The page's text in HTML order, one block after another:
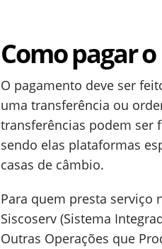
Como pagar
O pagamento deve ser
uma transferência ou
transferências podem ser
sendo elas plataformas
casas de câmbio.
Para quem presta serviço
Siscoserv (Sistema
Outras Operações que